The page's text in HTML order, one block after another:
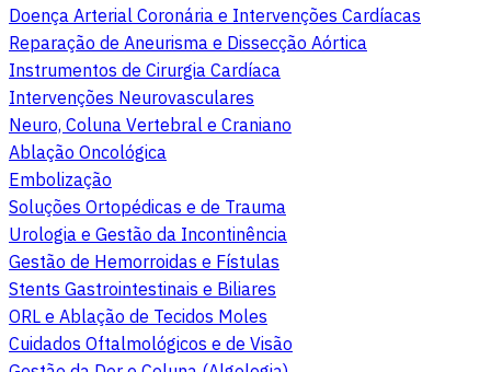
Doença Arterial Coronária e Intervenções Cardíacas
Reparação de Aneurisma e Dissecção Aórtica
Instrumentos de Cirurgia Cardíaca
Intervenções Neurovasculares
Neuro, Coluna Vertebral e Craniano
Ablação Oncológica
Embolização
Soluções Ortopédicas e de Trauma
Urologia e Gestão da Incontinência
Gestão de Hemorroidas e Fístulas
Stents Gastrointestinais e Biliares
ORL e Ablação de Tecidos Moles
Cuidados Oftalmológicos e de Visão